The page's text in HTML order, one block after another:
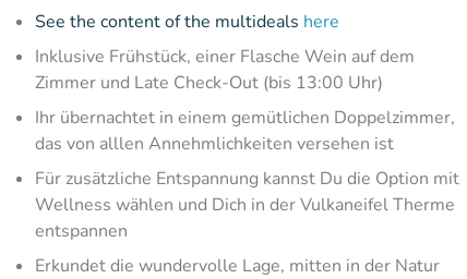
See the content of the multideals here
Inklusive Frühstück, einer Flasche Wein auf dem
Zimmer und Late Check-Out (bis 13:00 Uhr)
Ihr übernachtet in einem gemütlichen Doppelzimmer,
das von alllen Annehmlichkeiten versehen ist
Für zusätzliche Entspannung kannst Du die Option mit
Wellness wählen und Dich in der Vulkaneifel Therme
entspannen
Erkundet die wundervolle Lage, mitten in der Natur